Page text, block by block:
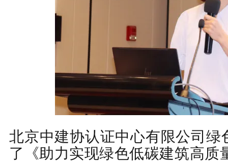
北京中建协认证中心有限公司绿
了《助力实现绿色低碳建筑高质